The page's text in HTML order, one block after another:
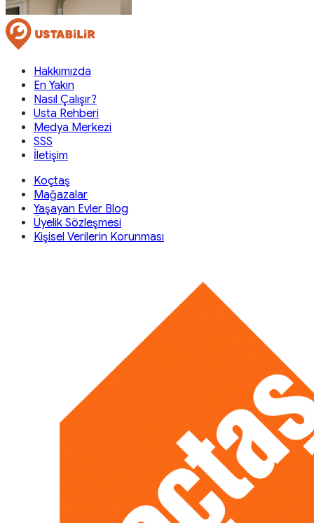
Hakkımızda
En Yakın
Nasıl Çalışır?
Usta Rehberi
Medya Merkezi
SSS
İletişim
Koçtaş
Mağazalar
Yaşayan Evler Blog
Üyelik Sözleşmesi
Kişisel Verilerin Korunması